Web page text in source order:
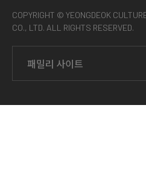
COPYRIGHT © YEONGDEOK
CO., LTD. ALL RIGHTS RESERVED.
패밀리 사이트